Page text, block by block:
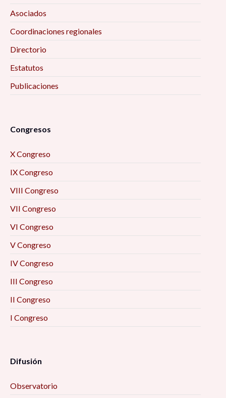
Asociados
Coordinaciones regionales
Directorio
Estatutos
Publicaciones
Congresos
X Congreso
IX Congreso
VIII Congreso
VII Congreso
VI Congreso
V Congreso
IV Congreso
III Congreso
II Congreso
I Congreso
Difusión
Observatorio